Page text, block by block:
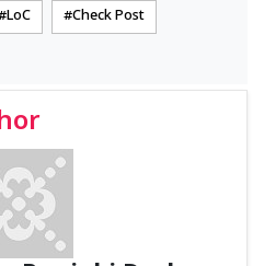
LoC Check Post